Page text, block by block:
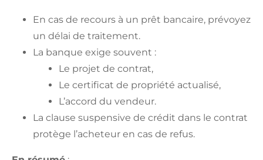
En cas de recours à un prêt bancaire, prévoyez
un délai de traitement.
La banque exige souvent :
Le projet de contrat,
Le certificat de propriété actualisé,
L’accord du vendeur.
La clause suspensive de crédit dans le contrat
protège l’acheteur en cas de refus.